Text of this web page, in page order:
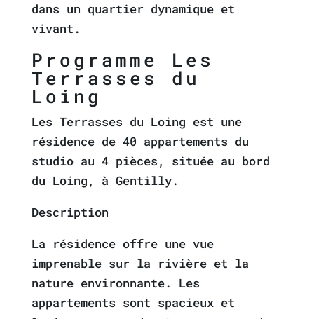
dans un quartier dynamique et
vivant.
Programme Les
Terrasses du
Loing
Les Terrasses du Loing est une
résidence de 40 appartements du
studio au 4 pièces, située au bord
du Loing, à Gentilly.
Description
La résidence offre une vue
imprenable sur la rivière et la
nature environnante. Les
appartements sont spacieux et